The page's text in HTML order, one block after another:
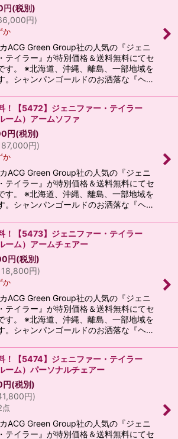
円(税別)
円)
か
ACG Green Group社の人気の『ジェニ
テイラー』が特別価格＆送料無料にてセ
す。 ※北海道、沖縄、離島、一部地域を
。シャンパンゴールドのお洒落な『ヘ…
！【5472】ジェニファー・テイラー
ーム）アームソファ
円(税別)
円)
か
ACG Green Group社の人気の『ジェニ
テイラー』が特別価格＆送料無料にてセ
す。 ※北海道、沖縄、離島、一部地域を
。シャンパンゴールドのお洒落な『ヘ…
！【5473】ジェニファー・テイラー
ーム）アームチェアー
円(税別)
円)
か
ACG Green Group社の人気の『ジェニ
テイラー』が特別価格＆送料無料にてセ
す。 ※北海道、沖縄、離島、一部地域を
。シャンパンゴールドのお洒落な『ヘ…
！【5474】ジェニファー・テイラー
ーム）パーソナルチェアー
円(税別)
円)
点
ACG Green Group社の人気の『ジェニ
テイラー』が特別価格＆送料無料にてセ